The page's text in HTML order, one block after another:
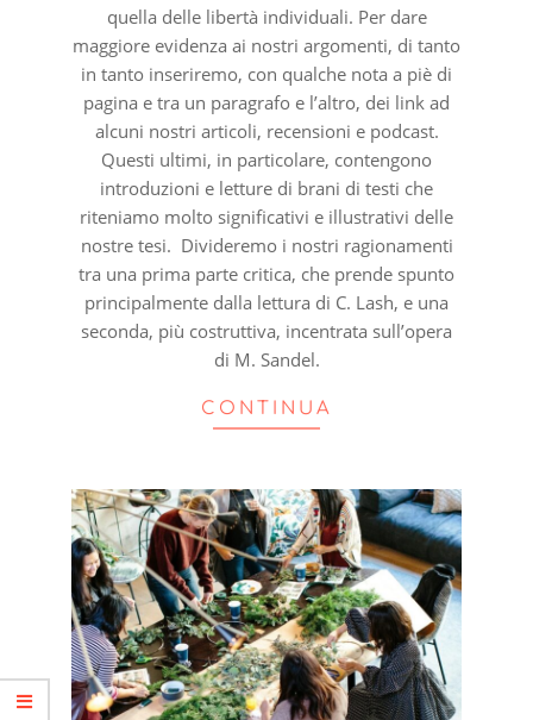
quella delle libertà individuali. Per dare
maggiore evidenza ai nostri argomenti, di tanto
in tanto inseriremo, con qualche nota a piè di
pagina e tra un paragrafo e l’altro, dei link ad
alcuni nostri articoli, recensioni e podcast.
Questi ultimi, in particolare, contengono
introduzioni e letture di brani di testi che
riteniamo molto significativi e illustrativi delle
nostre tesi. Divideremo i nostri ragionamenti
tra una prima parte critica, che prende spunto
principalmente dalla lettura di C. Lash, e una
seconda, più costruttiva, incentrata sull’opera
di M. Sandel.
CONTINUA